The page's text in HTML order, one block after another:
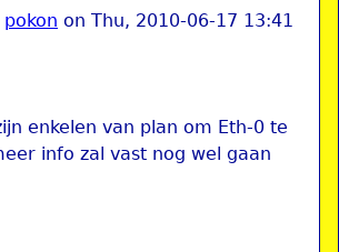
pokon on Thu, 2010-06-17 13:41
enkelen van plan om Eth-0 te
info zal vast nog wel gaan